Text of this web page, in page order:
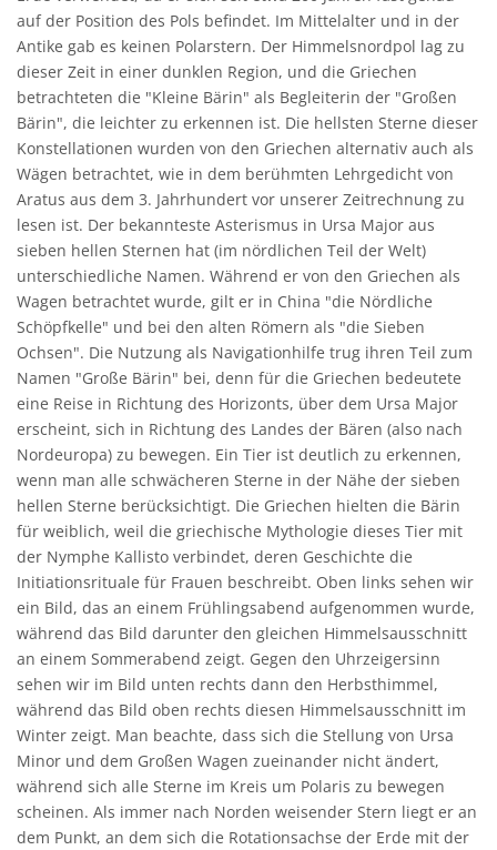
auf der Position des Pols befindet. Im Mittelalter und in der
Antike gab es keinen Polarstern. Der Himmelsnordpol lag zu
dieser Zeit in einer dunklen Region, und die Griechen
betrachteten die "Kleine Bärin" als Begleiterin der "Großen
Bärin", die leichter zu erkennen ist. Die hellsten Sterne dieser
Konstellationen wurden von den Griechen alternativ auch als
Wägen betrachtet, wie in dem berühmten Lehrgedicht von
Aratus aus dem 3. Jahrhundert vor unserer Zeitrechnung zu
lesen ist. Der bekannteste Asterismus in Ursa Major aus
sieben hellen Sternen hat (im nördlichen Teil der Welt)
unterschiedliche Namen. Während er von den Griechen als
Wagen betrachtet wurde, gilt er in China "die Nördliche
Schöpfkelle" und bei den alten Römern als "die Sieben
Ochsen". Die Nutzung als Navigationhilfe trug ihren Teil zum
Namen "Große Bärin" bei, denn für die Griechen bedeutete
eine Reise in Richtung des Horizonts, über dem Ursa Major
erscheint, sich in Richtung des Landes der Bären (also nach
Nordeuropa) zu bewegen. Ein Tier ist deutlich zu erkennen,
wenn man alle schwächeren Sterne in der Nähe der sieben
hellen Sterne berücksichtigt. Die Griechen hielten die Bärin
für weiblich, weil die griechische Mythologie dieses Tier mit
der Nymphe Kallisto verbindet, deren Geschichte die
Initiationsrituale für Frauen beschreibt. Oben links sehen wir
ein Bild, das an einem Frühlingsabend aufgenommen wurde,
während das Bild darunter den gleichen Himmelsausschnitt
an einem Sommerabend zeigt. Gegen den Uhrzeigersinn
sehen wir im Bild unten rechts dann den Herbsthimmel,
während das Bild oben rechts diesen Himmelsausschnitt im
Winter zeigt. Man beachte, dass sich die Stellung von Ursa
Minor und dem Großen Wagen zueinander nicht ändert,
während sich alle Sterne im Kreis um Polaris zu bewegen
scheinen. Als immer nach Norden weisender Stern liegt er an
dem Punkt, an dem sich die Rotationsachse der Erde mit der